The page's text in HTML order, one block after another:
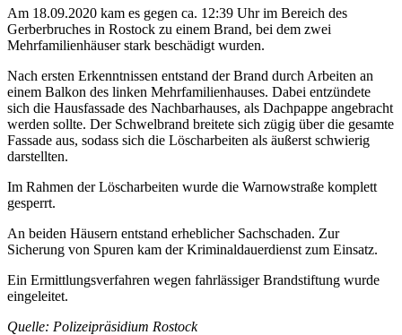
Am 18.09.2020 kam es gegen ca. 12:39 Uhr im Bereich des
Gerberbruches in Rostock zu einem Brand, bei dem zwei
Mehrfamilienhäuser stark beschädigt wurden.
Nach ersten Erkenntnissen entstand der Brand durch Arbeiten an
einem Balkon des linken Mehrfamilienhauses. Dabei entzündete
sich die Hausfassade des Nachbarhauses, als Dachpappe angebracht
werden sollte. Der Schwelbrand breitete sich zügig über die gesamte
Fassade aus, sodass sich die Löscharbeiten als äußerst schwierig
darstellten.
Im Rahmen der Löscharbeiten wurde die Warnowstraße komplett
gesperrt.
An beiden Häusern entstand erheblicher Sachschaden. Zur
Sicherung von Spuren kam der Kriminaldauerdienst zum Einsatz.
Ein Ermittlungsverfahren wegen fahrlässiger Brandstiftung wurde
eingeleitet.
Quelle: Polizeipräsidium Rostock